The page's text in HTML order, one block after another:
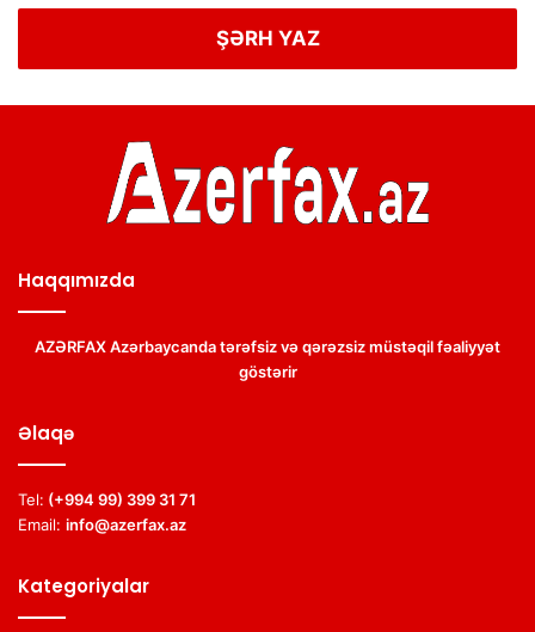
ŞƏRH YAZ
Haqqımızda
AZƏRFAX Azərbaycanda tərəfsiz və qərəzsiz müstəqil fəaliyyət
göstərir
Əlaqə
Tel: (+994 99) 399 31 71
Email: info@azerfax.az
Kategoriyalar